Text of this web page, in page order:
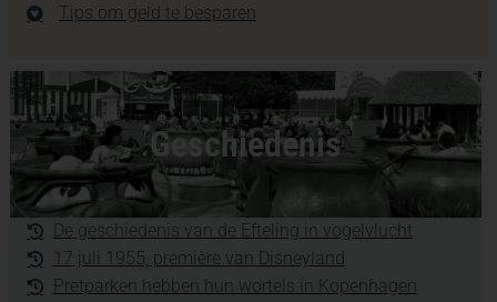
Tips om geld te besparen
Geschiedenis
De geschiedenis van de Efteling in vogelvlucht
17 juli 1955, première van Disneyland
Pretparken hebben hun wortels in Kopenhagen